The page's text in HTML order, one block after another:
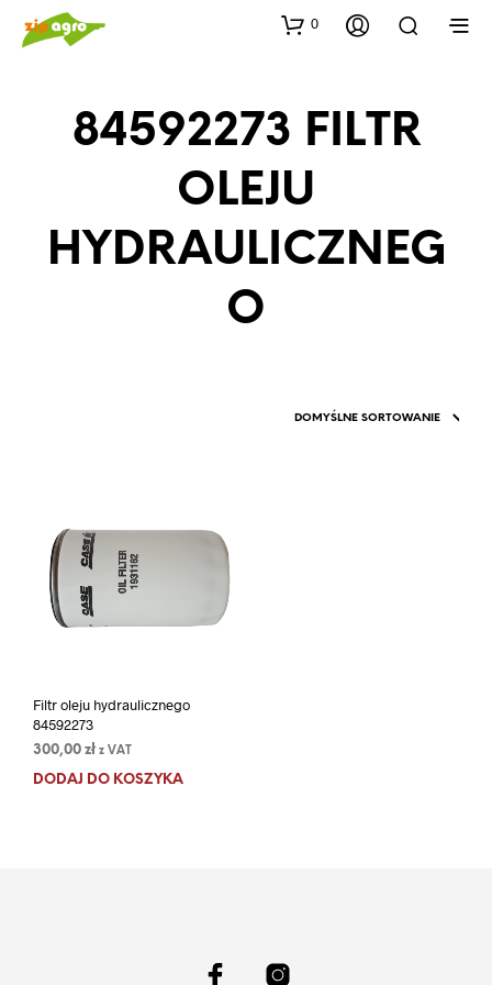
0
84592273 FILTR
OLEJU
HYDRAULICZNEG
O
Filtr oleju hydraulicznego
84592273
300,00 zł z VAT
DODAJ DO KOSZYKA